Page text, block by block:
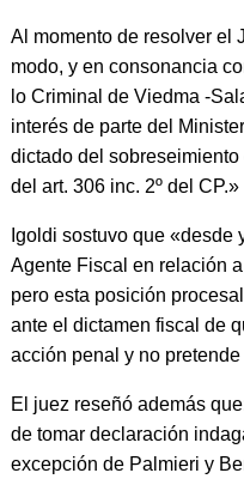
Al momento de resolver el
modo, y en consonancia
lo Criminal de Viedma -
interés de parte del
dictado del
del art. 306 inc. 2º del CP.»
Igoldi sostuvo que «desde
Agente Fiscal en relación
pero esta posición
ante el dictamen fiscal de
acción penal y no
El juez reseñó además
de tomar declaración
excepción de Palmieri y